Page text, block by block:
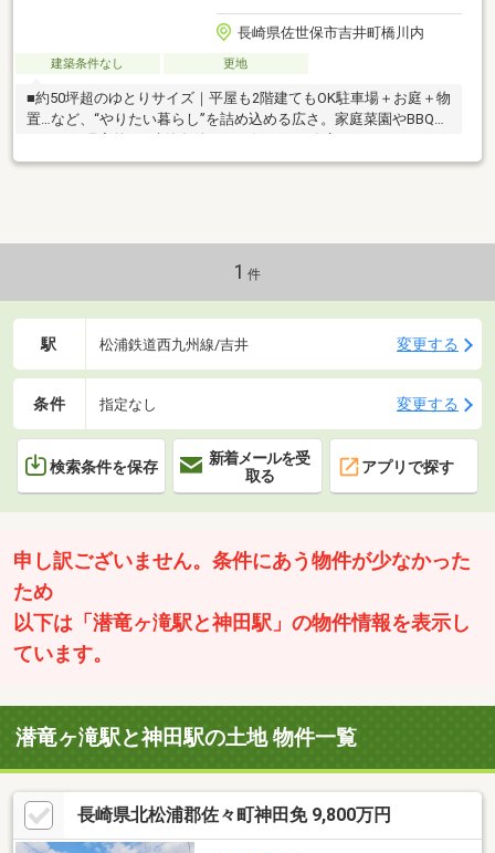
長崎県佐世保市吉井町橋川内
建築条件なし 更地
■約50坪超のゆとりサイズ｜平屋も2階建てもOK駐車場＋お庭＋物
置…など、“やりたい暮らし”を詰め込める広さ。家庭菜園やBBQス
ペースも現実的。■建築条件なし｜好きな工務店・ハウスメーカ
ーで建てられる間取りもデザインも完全自由。規格住宅から注文
も向いた立地。■ 初期費用を抑えて“土地からスタート”できる狙
い目物件土地価格を抑えられる＝総額をコントロールしやすい。
はじめての不動産購入にも検討しやすい一筆。
1 件
駅 松浦鉄道西九州線/吉井 変更する
条件 指定なし 変更する
検索条件を保存
新着メールを受
取る
アプリで探す
申し訳ございません。条件にあう物件が少なかった
ため
以下は「潜竜ヶ滝駅と神田駅」の物件情報を表示し
ています。
潜竜ヶ滝駅と神田駅の土地 物件一覧
長崎県北松浦郡佐々町神田免 9,800万円